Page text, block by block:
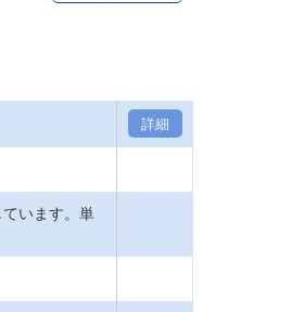
詳細
います。単